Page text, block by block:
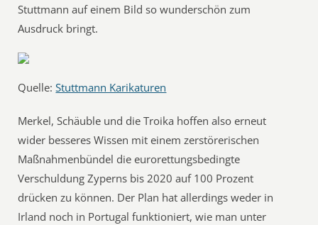
Stuttmann auf einem Bild so wunderschön zum
Ausdruck bringt.
Quelle:Stuttmann Karikaturen
Merkel, Schäuble und die Troika hoffen also erneut
wider besseres Wissen mit einem zerstörerischen
Maßnahmenbündel die eurorettungsbedingte
Verschuldung Zyperns bis 2020 auf 100 Prozent
drücken zu können. Der Plan hat allerdings weder in
Irland noch in Portugal funktioniert, wie man unter